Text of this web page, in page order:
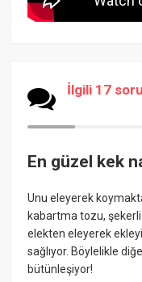
İlgili 17
En güzel kek
Unu eleyerek
kabartma tozu,
elekten eleyerek
sağlıyor. Böylelikle
bütünleşiyor!